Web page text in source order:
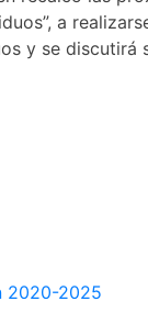
a
y se
2020-2025